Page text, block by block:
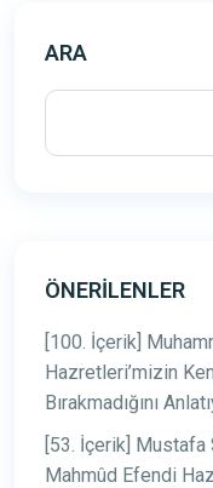
ARA
ÖNERILENLER
[100. İçerik]
Hazretleri’mizin
Bırakmadığını
[53. İçerik] Mustafa
Mahmûd Efendi